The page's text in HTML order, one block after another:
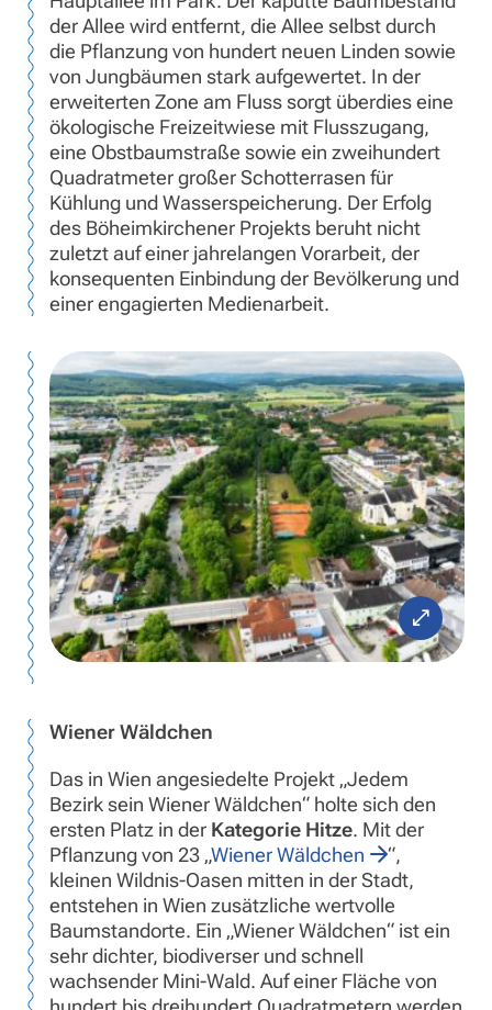
der Allee wird entfernt, die Allee selbst durch
die Pflanzung von hundert neuen Linden sowie
von Jungbäumen stark aufgewertet. In der
erweiterten Zone am Fluss sorgt überdies eine
ökologische Freizeitwiese mit Flusszugang,
eine Obstbaumstraße sowie ein zweihundert
Quadratmeter großer Schotterrasen für
Kühlung und Wasserspeicherung. Der Erfolg
des Böheimkirchener Projekts beruht nicht
zuletzt auf einer jahrelangen Vorarbeit, der
konsequenten Einbindung der Bevölkerung und
einer engagierten Medienarbeit.
Wiener Wäldchen
Das in Wien angesiedelte Projekt „Jedem
Bezirk sein Wiener Wäldchen“ holte sich den
ersten Platz in der Kategorie Hitze. Mit der
Pflanzung von 23 „Wiener Wäldchen
“,
kleinen Wildnis-Oasen mitten in der Stadt,
entstehen in Wien zusätzliche wertvolle
Baumstandorte. Ein „Wiener Wäldchen“ ist ein
sehr dichter, biodiverser und schnell
wachsender Mini-Wald. Auf einer Fläche von